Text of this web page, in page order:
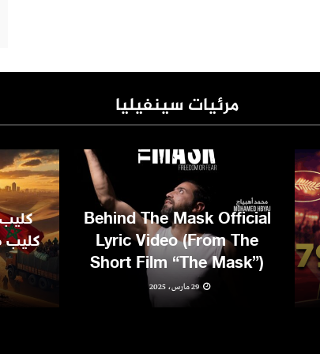
مرئيات سينفيليا
Behind The Mask Official
Lyric Video (From The
Short Film “The Mask”)
29 مارس، 2025
كليب